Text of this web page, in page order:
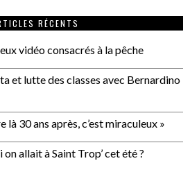
RÉCENTS
vidéo consacrés à la pêche
et lutte des classes avec Bernardino
là 30 ans après, c’est miraculeux »
allait à Saint Trop’ cet été ?